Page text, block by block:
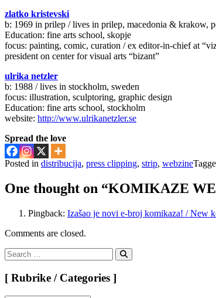
zlatko kristevski
b: 1969 in prilep / lives in prilep, macedonia & krakow,
Education: fine arts school, skopje
focus: painting, comic, curation / ex editor-in-chief at
president on center for visual arts “bizant”
ulrika netzler
b: 1988 / lives in stockholm, sweden
focus: illustration, sculptoring, graphic design
Education: fine arts school, stockholm
website: http://www.ulrikanetzler.se
Spread the love
Posted in distribucija, press clipping, strip, webzine
One thought on “KOMIKAZE
Pingback: Izašao je novi e-broj komikaza! / New
Comments are closed.
Search
for:
Search
[ Rubrike / Categories ]